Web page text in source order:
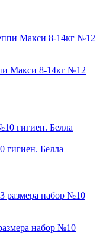
Макси 8-14кг №12
гигиен. Белла
набор №10